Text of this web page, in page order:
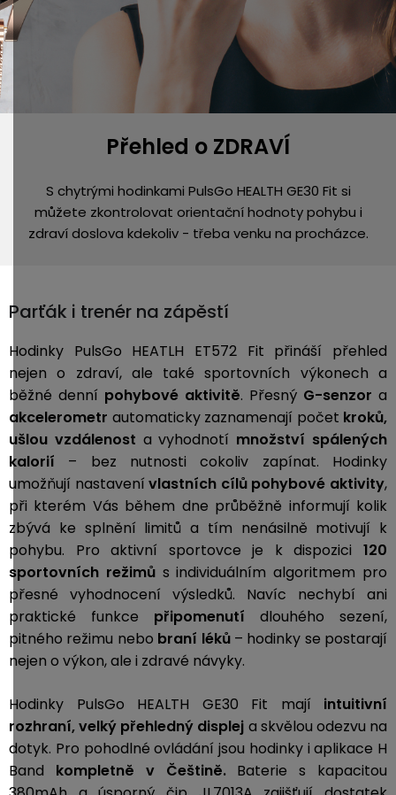
Přehled o ZDRAVÍ
S chytrými hodinkami PulsGo HEALTH GE30 Fit si
můžete zkontrolovat orientační hodnoty pohybu i
zdraví doslova kdekoliv - třeba venku na procházce.
Parťák i trenér na zápěstí
Hodinky PulsGo HEATLH ET572 Fit přináší přehled
nejen o zdraví, ale také sportovních výkonech a
běžné denní pohybové aktivitě. Přesný G-senzor a
akcelerometr automaticky zaznamenají počet kroků,
ušlou vzdálenost a vyhodnotí množství spálených
kalorií – bez nutnosti cokoliv zapínat. Hodinky
umožňují nastavenívlastních cílů pohybové aktivity,
při kterém Vás během dne průběžně informují kolik
zbývá ke splnění limitů a tím nenásilně motivují k
pohybu. Pro aktivní sportovce je k dispozici 120
sportovních režimůs individuálním algoritmem pro
přesné vyhodnocení výsledků. Navíc nechybí ani
praktické funkce připomenutí dlouhého sezení,
pitného režimu nebo braní léků – hodinky se postarají
nejen o výkon, ale i zdravé návyky.
Hodinky PulsGo HEALTH GE30 Fit mají intuitivní
rozhraní, velký přehledný displej a skvělou odezvu na
dotyk. Pro pohodlné ovládání jsou hodinky i aplikace H
Band kompletně v Češtině. Baterie s kapacitou